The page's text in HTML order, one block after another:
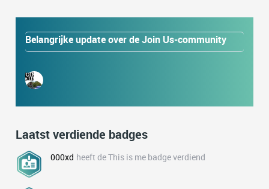
Belangrijke update over de Join Us-community
Laatst verdiende badges
000xd heeft de This is me badge verdiend